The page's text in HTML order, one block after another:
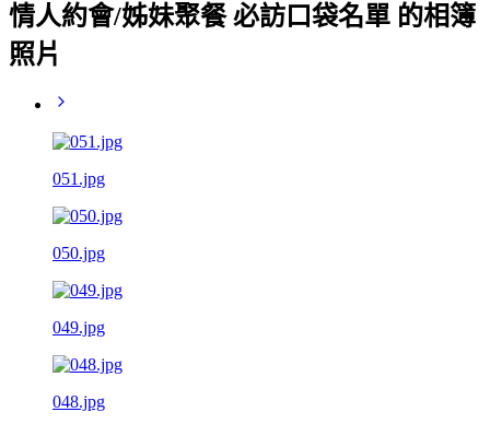
情人約會/姊妹聚餐 必訪口袋名單 的相簿
照片
051.jpg
050.jpg
049.jpg
048.jpg